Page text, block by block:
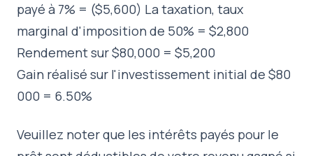
payé à 7% = ($5,600) La taxation, taux
marginal d'imposition de 50% = $2,800
Rendement sur $80,000 = $5,200
Gain réalisé sur l'investissement initial de $80
000 = 6.50%
Veuillez noter que les intérêts payés pour le